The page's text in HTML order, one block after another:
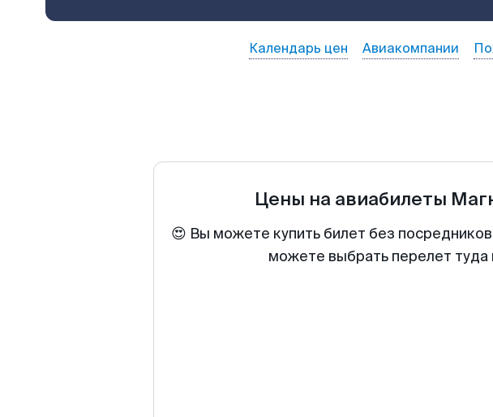
Календарь цен Авиакомпании
Цены на авиабилеты
😍 Вы можете купить билет без
можете выбрать перелет туда